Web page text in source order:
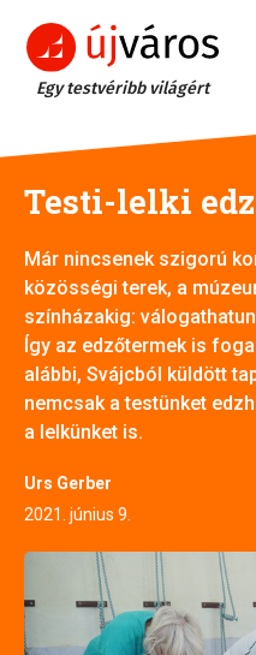
Egy testvéribb világért
Testi-lelki
Már nincsenek szigorú
közösségi terek, a
színházakig:
Így az edzőtermek is
alábbi, Svájcból küldött
nemcsak a testünket
a lelkünket is.
Urs Gerber
2021. június 9.